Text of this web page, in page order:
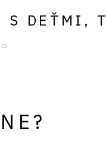
S DEŤMI,